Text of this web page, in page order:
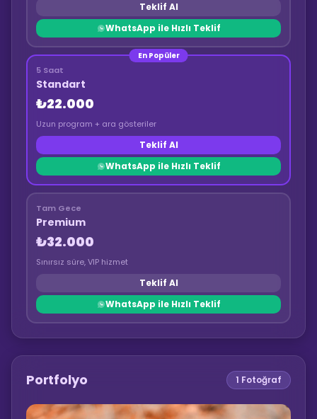
Teklif Al
WhatsApp ile Hızlı Teklif
En Popüler
5 Saat
Standart
₺22.000
Uzun program + ara gösteriler
Teklif Al
WhatsApp ile Hızlı Teklif
Tam Gece
Premium
₺32.000
Sınırsız süre, VIP hizmet
Teklif Al
WhatsApp ile Hızlı Teklif
Portfolyo 1 Fotoğraf